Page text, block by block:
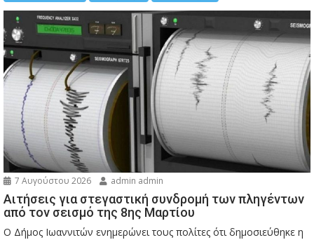
7 Αυγούστου 2026 admin admin
Αιτήσεις για στεγαστική συνδρομή των πληγέντων
από τον σεισμό της 8ης Μαρτίου
Ο Δήμος Ιωαννιτών ενημερώνει τους πολίτες ότι δημοσιεύθηκε η